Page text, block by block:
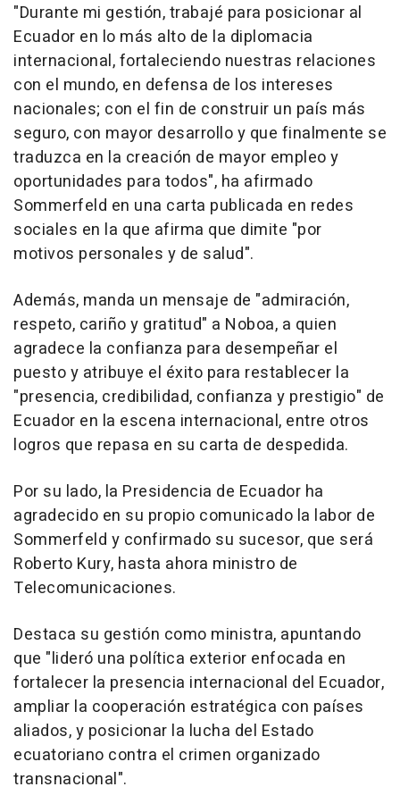
"Durante mi gestión, trabajé para posicionar al
Ecuador en lo más alto de la diplomacia
internacional, fortaleciendo nuestras relaciones
con el mundo, en defensa de los intereses
nacionales; con el fin de construir un país más
seguro, con mayor desarrollo y que finalmente se
traduzca en la creación de mayor empleo y
oportunidades para todos", ha afirmado
Sommerfeld en una carta publicada en redes
sociales en la que afirma que dimite "por
motivos personales y de salud".
Además, manda un mensaje de "admiración,
respeto, cariño y gratitud" a Noboa, a quien
agradece la confianza para desempeñar el
puesto y atribuye el éxito para restablecer la
"presencia, credibilidad, confianza y prestigio" de
Ecuador en la escena internacional, entre otros
logros que repasa en su carta de despedida.
Por su lado, la Presidencia de Ecuador ha
agradecido en su propio comunicado la labor de
Sommerfeld y confirmado su sucesor, que será
Roberto Kury, hasta ahora ministro de
Telecomunicaciones.
Destaca su gestión como ministra, apuntando
que "lideró una política exterior enfocada en
fortalecer la presencia internacional del Ecuador,
ampliar la cooperación estratégica con países
aliados, y posicionar la lucha del Estado
ecuatoriano contra el crimen organizado
transnacional".